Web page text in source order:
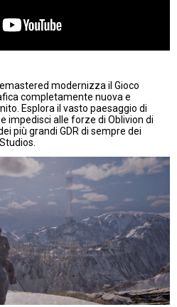
modernizza il Gioco
completamente nuova e
Esplora il vasto paesaggio di
impedisci alle forze di Oblivion di
più grandi GDR di sempre dei